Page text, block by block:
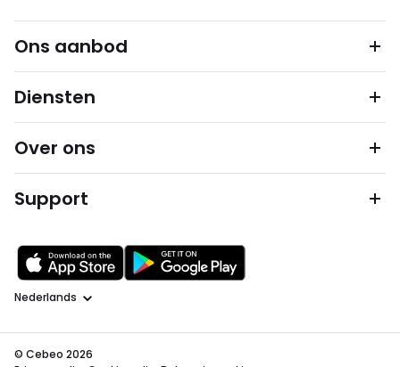
Ons aanbod
Diensten
Over ons
Support
Taal
© Cebeo 2026